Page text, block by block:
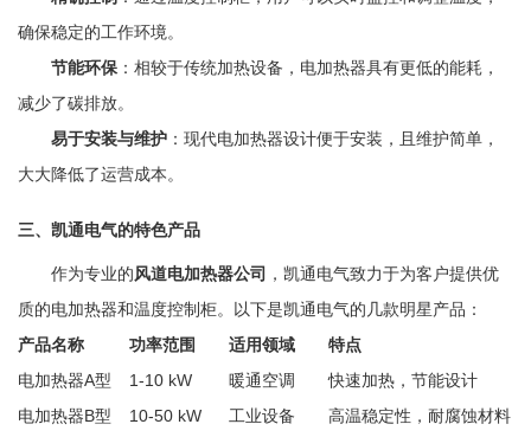
确保稳定的工作环境。
节能环保 ：相较于传统加热设备，电加热器具有更低的能耗，
减少了碳排放。
易于安装与维护 ：现代电加热器设计便于安装，且维护简单，
大大降低了运营成本。
三、凯通电气的特色产品
作为专业的风道电加热器公司 ，凯通电气致力于为客户提供优
质的电加热器和温度控制柜。以下是凯通电气的几款明星产品：
产品名称
功率范围 适用领域
特点
电加热器A型
1-10 kW 暖通空调
快速加热，节能设计
电加热器B型
10-50 kW 工业设备
高温稳定性，耐腐蚀材料